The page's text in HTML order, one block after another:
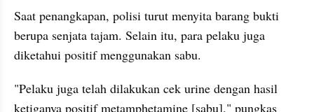
Saat penangkapan, polisi turut menyita barang bukti
berupa senjata tajam. Selain itu, para pelaku juga
diketahui positif menggunakan sabu.
"Pelaku juga telah dilakukan cek urine dengan hasil
ketiganya positif metamphetamine [sabu]," pungkas